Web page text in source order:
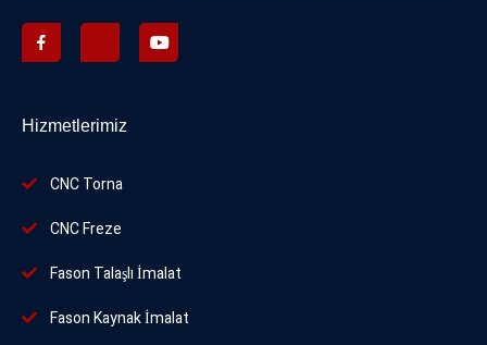
Hizmetlerimiz
CNC Torna
CNC Freze
Fason Talaşlı İmalat
Fason Kaynak İmalat